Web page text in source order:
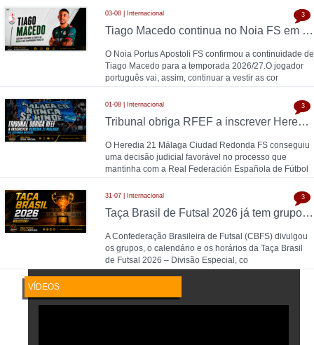
03-08 | Internacional
Tiago Macedo continua no Noia FS em 2026/27
O Noia Portus Apostoli FS confirmou a continuidade de
Tiago Macedo para a temporada 2026/27.O jogador
português vai, assim, continuar a vestir as cor
3
01-08 | Internacional
Tribunal obriga RFEF a inscrever Heredia 21 Málaga na Segunda Divisão
O Heredia 21 Málaga Ciudad Redonda FS conseguiu
uma decisão judicial favorável no processo que
mantinha com a Real Federación Española de Fútbol
3
31-07 | Internacional
Taça Brasil de Futsal 2026 já tem grupos, calendário e horários definidos
A Confederação Brasileira de Futsal (CBFS) divulgou
os grupos, o calendário e os horários da Taça Brasil
de Futsal 2026 – Divisão Especial, co
3
VÍDEOS